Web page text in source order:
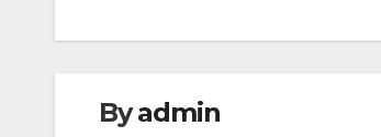
Byadmin